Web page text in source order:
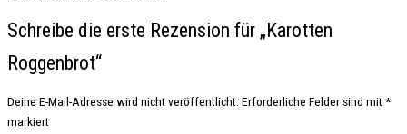
Schreibe die erste Rezension für „Karotten
Roggenbrot“
Deine E-Mail-Adresse wird nicht veröffentlicht. Erforderliche Felder sind mit *
markiert